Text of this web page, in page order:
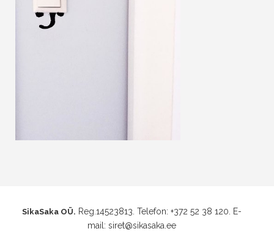
SikaSaka OÜ. Reg.14523813. Telefon: +372 52 38 120. E-
mail: siret@sikasaka.ee